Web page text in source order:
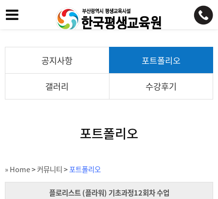
공지사항 포트폴리오
갤러리 수강후기
포트폴리오
» Home>커뮤니티>포트폴리오
플로리스트 (플라워) 기초과정12회차 수업